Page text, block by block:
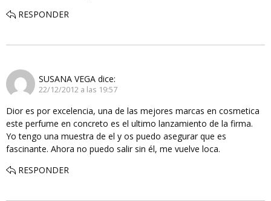
RESPONDER
SUSANA VEGA dice:
22/12/2012 a las 19:57
Dior es por excelencia, una de las mejores marcas en cosmetica
este perfume en concreto es el ultimo lanzamiento de la firma.
Yo tengo una muestra de el y os puedo asegurar que es
fascinante. Ahora no puedo salir sin él, me vuelve loca.
RESPONDER